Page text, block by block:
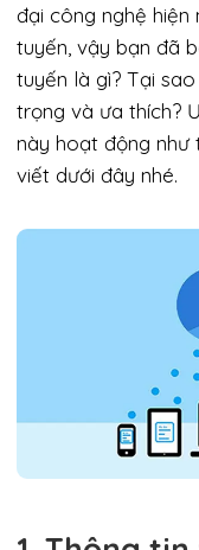
đại công nghệ
tuyến, vậy bạn đã
tuyến là gì? Tại
trọng và ưa thích?
này hoạt động như
viết dưới đây nhé.